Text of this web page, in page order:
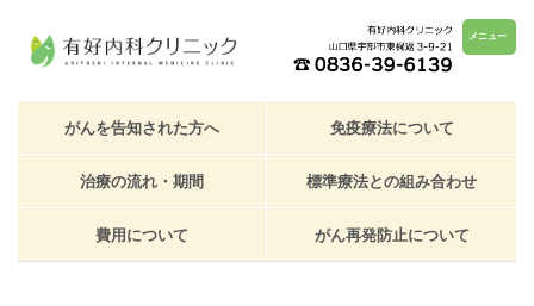
メニュー
がんを告知された方へ 免疫療法について
治療の流れ・期間 標準療法との組み合わせ
費用について がん再発防止について